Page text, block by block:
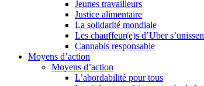
Jeunes travailleurs
Justice alimentaire
La solidarité mondiale
Les chauffeur(e)s d’Uber
Cannabis responsable
Moyens d’action
Moyens d’action
L’abordabilité pour tous